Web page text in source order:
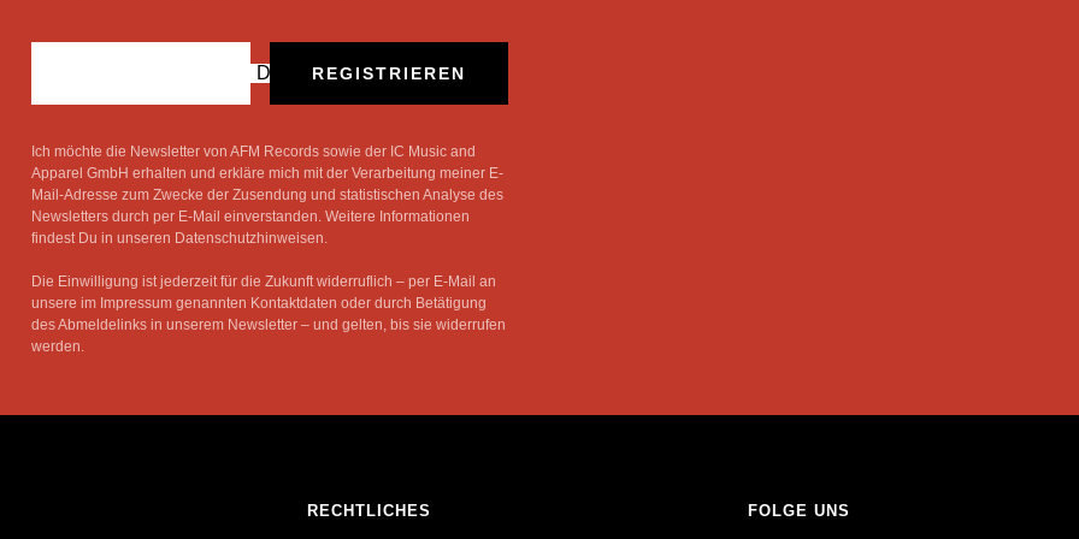
Deine E-MailREGISTRIEREN
Ich möchte die Newsletter von AFM Records sowie der IC Music and
Apparel GmbH erhalten und erkläre mich mit der Verarbeitung meiner E-
Mail-Adresse zum Zwecke der Zusendung und statistischen Analyse des
Newsletters durch per E-Mail einverstanden. Weitere Informationen
findest Du in unseren Datenschutzhinweisen.
Die Einwilligung ist jederzeit für die Zukunft widerruflich – per E-Mail an
unsere im Impressum genannten Kontaktdaten oder durch Betätigung
des Abmeldelinks in unserem Newsletter – und gelten, bis sie widerrufen
werden.
RECHTLICHES FOLGE UNS